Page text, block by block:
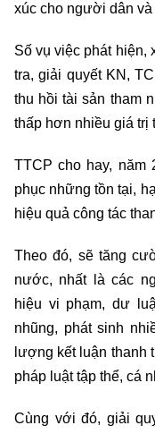
xúc cho người dân
Số vụ việc phát hiện,
tra, giải quyết KN,
thu hồi tài sản tham
thấp hơn nhiều giá trị
TTCP cho hay, năm
phục những tồn tại,
hiệu quả công tác
Theo đó, sẽ tăng
nước, nhất là các
hiệu vi phạm, dư
nhũng, phát sinh
lượng kết luận thanh
pháp luật tập thể, cá
Cùng với đó, giải